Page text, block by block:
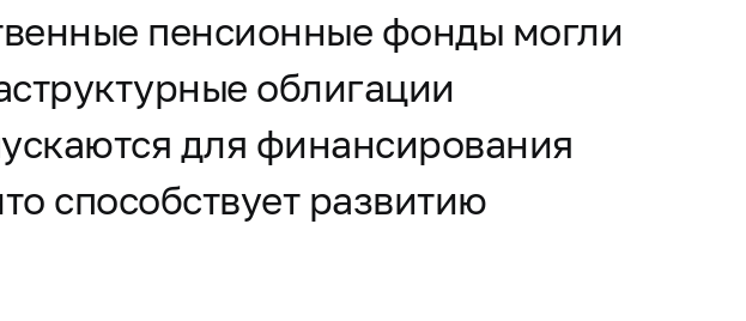
пенсионные фонды могли
облигации
для финансирования
способствует развитию